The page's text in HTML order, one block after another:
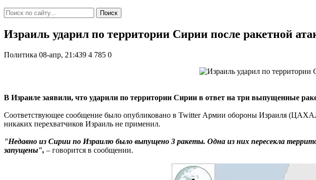
Поиск
Израиль ударил по территории Сирии после ракетной
Политика 08-апр, 21:439 4 785 0
В Израиле заявили, что ударили по территории Сирии в ответ на три выпущенные
Соответствующее сообщение было опубликовано в Twitter Армии обороны Израиля
никаких перехватчиков Израиль не применил.
"Недавно из Сирии по Израилю было выпущено 3 ракеты. Одна из них пересекла
запущены", – говорится в сообщении.